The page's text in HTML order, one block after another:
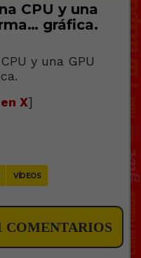
CPU y una
gráfica.
X]
VÍDEOS
COMENTARIOS